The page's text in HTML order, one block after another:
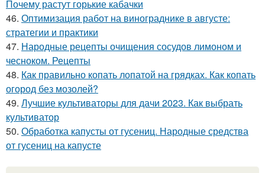
Почему растут горькие кабачки
46. Оптимизация работ на винограднике в августе:
стратегии и практики
47. Народные рецепты очищения сосудов лимоном и
чесноком. Рецепты
48. Как правильно копать лопатой на грядках. Как копать
огород без мозолей?
49. Лучшие культиваторы для дачи 2023. Как выбрать
культиватор
50. Обработка капусты от гусениц. Народные средства
от гусениц на капусте